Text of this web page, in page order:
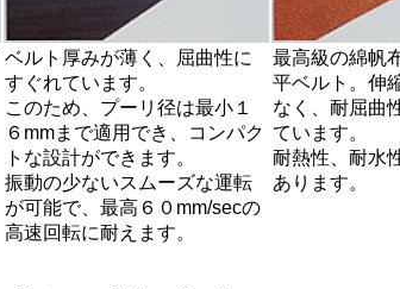
ベルト厚みが薄く、屈曲性に
すぐれています。
このため、プーリ径は最小１
６mmまで適用でき、コンパク
トな設計ができます。
振動の少ないスムーズな運転
が可能で、最高６０mm/secの
高速回転に耐えます。
最高級の綿帆
平ベルト。伸
なく、耐屈曲
ています。
耐熱性、耐水
あります。